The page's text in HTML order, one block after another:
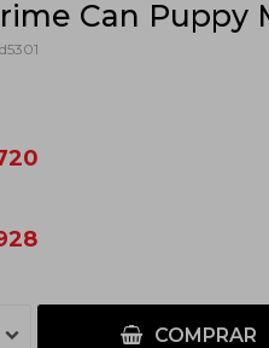
Can Puppy
COMPRAR